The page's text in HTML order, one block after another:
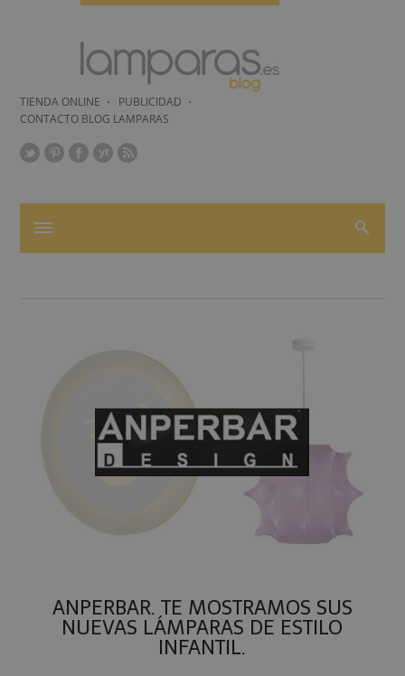
TIENDA ONLINE
PUBLICIDAD
CONTACTO BLOG LAMPARAS
ANPERBAR. TE MOSTRAMOS SUS
NUEVAS LÁMPARAS DE ESTILO
INFANTIL.